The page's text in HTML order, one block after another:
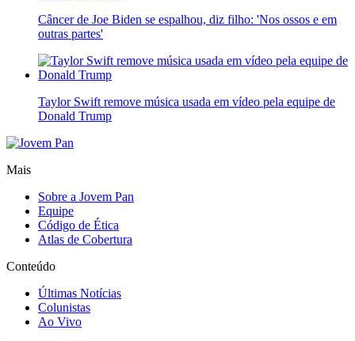
Câncer de Joe Biden se espalhou, diz filho: 'Nos ossos e em
outras partes'
Taylor Swift remove música usada em vídeo pela equipe de
Donald Trump
Mais
Sobre a Jovem Pan
Equipe
Código de Ética
Atlas de Cobertura
Conteúdo
Últimas Notícias
Colunistas
Ao Vivo